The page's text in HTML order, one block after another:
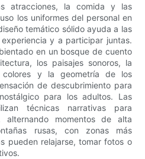
atracciones, la comida y las
los uniformes del personal en
temático sólido ayuda a las
y a participar juntas.
en un bosque de cuento
los paisajes sonoros, la
y la geometría de los
de descubrimiento para
para los adultos. Las
técnicas narrativas para
alternando momentos de alta
rusas, con zonas más
pueden relajarse, tomar fotos o